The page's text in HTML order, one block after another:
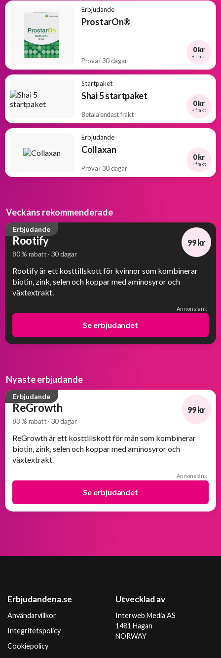
Erbjudande
ProstarOn®
Prova i 30 dagar
0 kr
+ frakt
Startpaket
Shai 5 startpaket
Betala endast frakt
0 kr
+ frakt
Erbjudande
Collaxan
Prova i 30 dagar
0 kr
+ frakt
Veckans rekommenderade
Erbjudande
Rootify
80 % rabatt · 30 dagar
99 kr
Rootify är ett kosttillskott för kvinnor som kombinerar
biotin, zink, selen och koppar med aminosyror och
växtextrakt.
Annonslänk
Se erbjudandet
Nyaste erbjudande
Erbjudande
ReGrowth
83 % rabatt · 30 dagar
99 kr
ReGrowth är ett kosttillskott för män som kombinerar
biotin, zink, selen och koppar med aminosyror och
växtextrakt.
Annonslänk
Se erbjudandet
Erbjudandena.se
Användarvillkor
Integritetspolicy
Cookiepolicy
Utvecklad av
Interweb Media AS
1481 Hagan
NORWAY